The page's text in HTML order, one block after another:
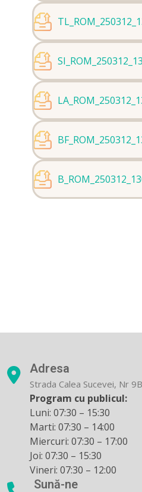
Adresa
Strada Calea Sucevei, Nr
Program cu publicul:
Luni: 07:30 – 15:30
Marti: 07:30 – 14:00
Miercuri: 07:30 – 17:00
Joi: 07:30 – 15:30
Vineri: 07:30 – 12:00
Sună-ne